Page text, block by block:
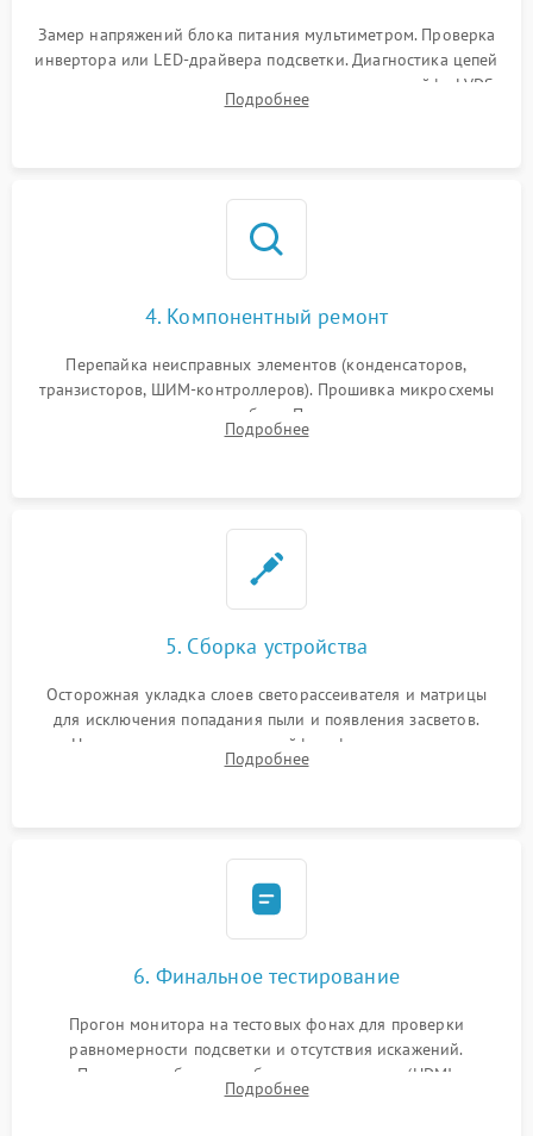
Поломка системы защиты
Замер напряжений блока питания мультиметром. Проверка
инвертора или LED-драйвера подсветки. Диагностика цепей
питания скалера и тестирование сигналов на шлейфе LVDS
Подробнее
4. Компонентный ремонт
Перепайка неисправных элементов (конденсаторов,
транзисторов, ШИМ-контроллеров). Прошивка микросхемы
памяти при программных сбоях. При поломке подсветки —
разборка матрицы и замена выгоревших светодиодов.
Подробнее
5. Сборка устройства
Осторожная укладка слоев светорассеивателя и матрицы
для исключения попадания пыли и появления засветов.
Надежное подключение шлейфов, фиксация плат и
аккуратное защелкивание пластикового корпуса монитора.
Подробнее
6. Финальное тестирование
Прогон монитора на тестовых фонах для проверки
равномерности подсветки и отсутствия искажений.
Проверка работоспособности всех портов (HDMI,
DisplayPort, VGA) и кнопок управления под нагрузкой в
Подробнее